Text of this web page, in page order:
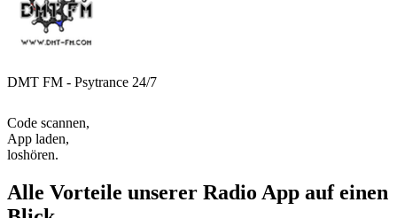
DMT FM - Psytrance 24/7
Code scannen,
App laden,
loshören.
Alle Vorteile unserer Radio App auf einen